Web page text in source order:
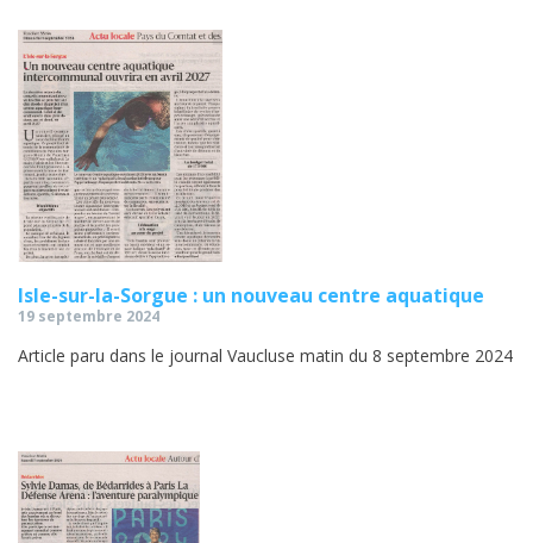
Isle-sur-la-Sorgue : un nouveau centre aquatique
19 septembre 2024
Article paru dans le journal Vaucluse matin du 8 septembre 2024